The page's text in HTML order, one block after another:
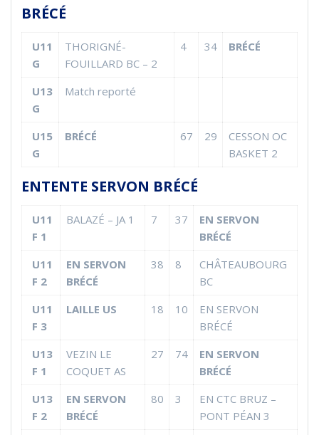
BRÉCÉ
U11
G
THORIGNÉ-
FOUILLARD BC – 2
4 34 BRÉCÉ
U13
G
Match reporté
U15
G
BRÉCÉ 67 29
CESSON OC
BASKET 2
ENTENTE SERVON BRÉCÉ
U11
F 1
BALAZÉ – JA 1 7 37
EN SERVON
BRÉCÉ
U11
F 2
EN SERVON
BRÉCÉ
38 8
CHÂTEAUBOURG
BC
U11
F 3
LAILLE US 18 10
EN SERVON
BRÉCÉ
U13
F 1
VEZIN LE
COQUET AS
27 74
EN SERVON
BRÉCÉ
U13
F 2
EN SERVON
BRÉCÉ
80 3
EN CTC BRUZ –
PONT PÉAN 3